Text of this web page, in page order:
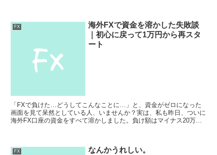
FX
海外FXで資金を溶かした失敗談
｜初心に戻って1万円から再スタ
ート
「FXで負けた…どうしてこんなことに…」と、資金がゼロになった
画面を見て呆然としている人、いませんか？実は、私も昨日、ついに
海外FX口座の資金をすべて溶かしました。負け額はマイナス20万
FX なんかうれしい。